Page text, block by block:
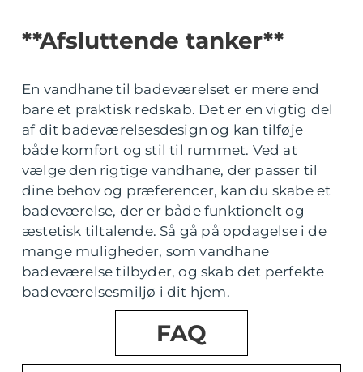
**Afsluttende tanker**
En vandhane til badeværelset er mere end
bare et praktisk redskab. Det er en vigtig del
af dit badeværelsesdesign og kan tilføje
både komfort og stil til rummet. Ved at
vælge den rigtige vandhane, der passer til
dine behov og præferencer, kan du skabe et
badeværelse, der er både funktionelt og
æstetisk tiltalende. Så gå på opdagelse i de
mange muligheder, som vandhane
badeværelse tilbyder, og skab det perfekte
badeværelsesmiljø i dit hjem.
FAQ